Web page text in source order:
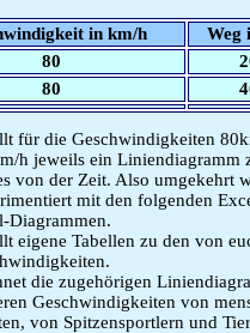
in km/h Weg
80
80
für die Geschwindigkeiten
h jeweils ein Liniendiagramm
von der Zeit. Also umgekehrt
mit den folgenden
Diagrammen.
eigene Tabellen zu den von
die zugehörigen
Geschwindigkeiten von
von Spitzensportlern und